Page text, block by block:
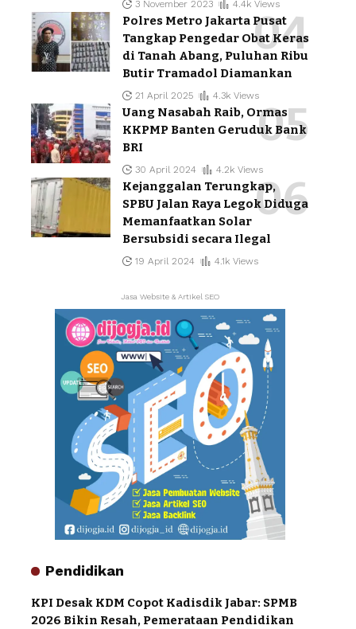
3 November 2023 4.4k Views
Polres Metro Jakarta Pusat
Tangkap Pengedar Obat Keras
di Tanah Abang, Puluhan Ribu
Butir Tramadol Diamankan
21 April 2025 4.3k Views
Uang Nasabah Raib, Ormas
KKPMP Banten Geruduk Bank
BRI
30 April 2024 4.2k Views
Kejanggalan Terungkap,
SPBU Jalan Raya Legok Diduga
Memanfaatkan Solar
Bersubsidi secara Ilegal
19 April 2024 4.1k Views
Jasa Website & Artikel SEO
Pendidikan
KPI Desak KDM Copot Kadisdik Jabar: SPMB
2026 Bikin Resah, Pemerataan Pendidikan